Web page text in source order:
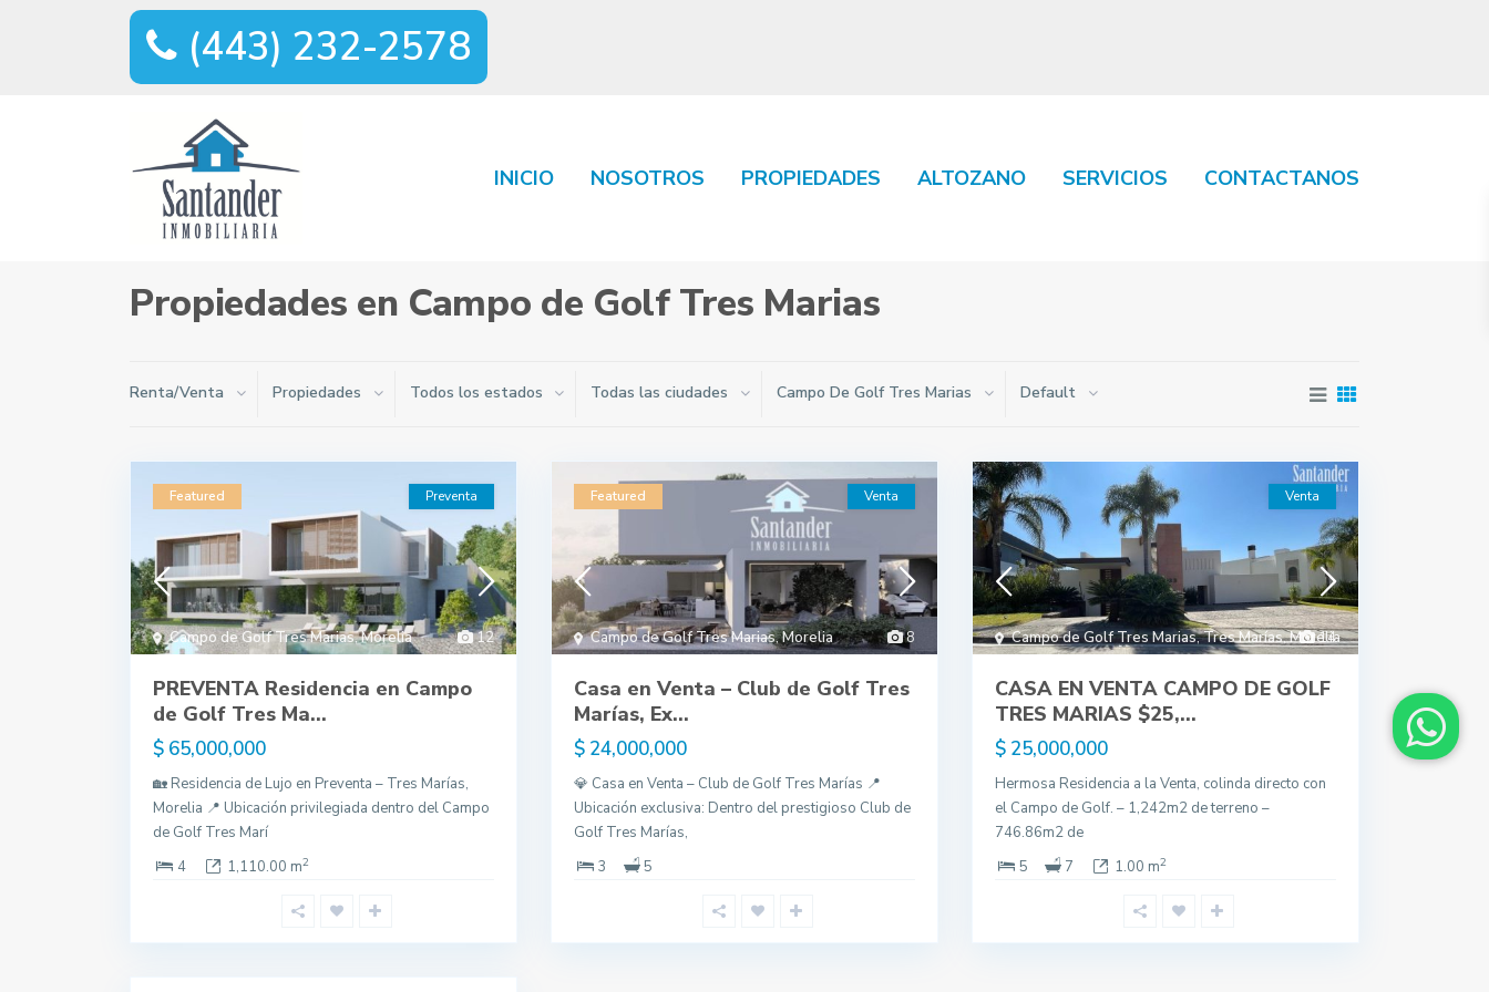
(443) 232-2578
INICIO NOSOTROS PROPIEDADES ALTOZANO SERVICIOS CONTACTANOS
Campo de Golf Tres Marias
Propiedades en Campo de Golf Tres Marias
Renta/Venta Propiedades Todos los estados Todas las ciudades Campo De Golf Tres Marias Default
12
Campo de Golf Tres Marias,Morelia
Featured Preventa
PREVENTA Residencia en Campo
de Golf Tres Ma...
$ 65,000,000
🏡 Residencia de Lujo en Preventa – Tres Marías,
Morelia 📍 Ubicación privilegiada dentro del Campo
de Golf Tres Marí
4
1,110.00 m2
8
Campo de Golf Tres Marias,Morelia
Featured Venta
Casa en Venta – Club de Golf Tres
Marías, Ex...
$ 24,000,000
💎 Casa en Venta – Club de Golf Tres Marías 📍
Ubicación exclusiva: Dentro del prestigioso Club de
Golf Tres Marías,
3
5
14
Campo de Golf Tres Marias,Tres Marías,Morelia
Venta
CASA EN VENTA CAMPO DE GOLF
TRES MARIAS $25,...
$ 25,000,000
Hermosa Residencia a la Venta, colinda directo con
el Campo de Golf. – 1,242m2 de terreno –
746.86m2 de
5
7 1.00 m2
Marias